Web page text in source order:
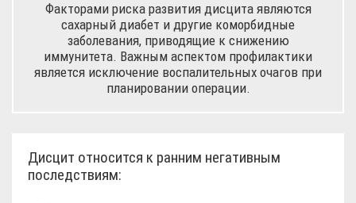
Факторами риска развития дисцита являются
сахарный диабет и другие коморбидные
заболевания, приводящие к снижению
иммунитета. Важным аспектом профилактики
является исключение воспалительных очагов при
планировании операции.
Дисцит относится к ранним негативным
последствиям: